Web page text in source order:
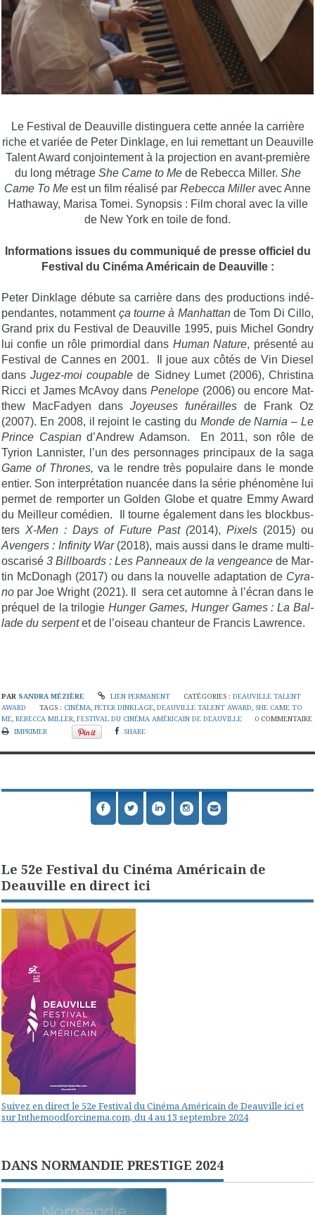
Le Fes­ti­val de Deau­ville dis­tin­gue­ra cette année la car­rière
riche et variée de Peter Dink­lage, en lui remet­tant un Deau­ville
Talent Award conjoin­te­ment à la pro­jec­tion en avant-pre­mière
du long métrage She Came to Mede Rebec­ca Miller. She
Came To Me est un film réalisé par Rebecca Milleravec Anne
Hathaway, Marisa Tomei. Synopsis : Film choral avec la ville
de New York en toile de fond.
Informations issues du communiqué de presse officiel du
Festival du Cinéma Américain de Deauville :
Peter Dink­lage débute sa car­rière dans des pro­duc­tions indé­
pen­dantes, notamment ça tourne à Man­hat­tande Tom Di Cillo,
Grand prix du Fes­ti­val de Deau­ville 1995, puis Michel Gon­dry
lui confie un rôle pri­mor­dial dans Human Nature, pré­sen­té au
Fes­ti­val de Cannes en 2001. Il joue aux côtés de Vin Die­sel
dansJugez-moi cou­pable de Sid­ney Lumet (2006), Chris­ti­na
Ric­ci et James McA­voy dans Pene­lope (2006) ou encore Mat­
thew Mac­Fa­dyen dans Joyeuses funé­railles de Frank Oz
(2007). En 2008, il rejoint le cas­ting du Monde de Nar­nia – Le
Prince Cas­piand’Andrew Adamson. En 2011, son rôle de
Tyrion Lan­nis­ter, l’un des per­son­nages prin­ci­paux de la saga
Game of Thrones, va le rendre très popu­laire dans le monde
entier. Son inter­pré­ta­tion nuan­cée dans la série phé­no­mène lui
per­met de rem­por­ter un Gol­den Globe et quatre Emmy Award
du Meilleur comédien. Il tourne également dans les block­bus­
ters X‑Men : Days of Future Past (2014), Pixels(2015) ou
Aven­gers : Infi­ni­ty War (2018), mais aus­si dans le drame mul­ti-
osca­ri­sé 3 Bill­boards : Les Pan­neaux de la ven­geance de Mar­
tin McDo­nagh (2017) ou dans la nou­velle adap­ta­tion de Cyra­
no par Joe Wright (2021). Il
sera cet automne à l’écran dans le
pré­quel de la tri­lo­gieHun­ger Games, Hun­ger Games : La Bal­
lade du ser­pentet de l’oi­seau chan­teur de Fran­cis Lawrence.
PAR SANDRA MÉZIÈRE LIEN PERMANENT CATÉGORIES :DEAUVILLE TALENT
AWARD
TAGS : CINÉMA,PETER DINKLAGE,DEAUVILLE TALENT AWARD, SHE CAME TO
ME, REBECCA MILLER, FESTIVAL DU CINÉMA AMÉRICAIN DE DEAUVILLE 0 COMMENTAIRE
IMPRIMER
SHARE
Le 52e Festival du Cinéma Américain de
Deauville en direct ici
Suivez en direct le 52e Festival du Cinéma Américain de Deauville ici et
sur Inthemoodforcinema.com, du 4 au 13 septembre 2024
DANS NORMANDIE PRESTIGE 2024